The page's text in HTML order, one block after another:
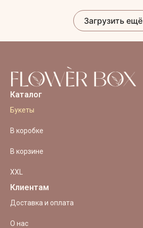
Загрузить ещё
Каталог
Букеты
В коробке
В корзине
XXL
Клиентам
Доставка и оплата
О нас